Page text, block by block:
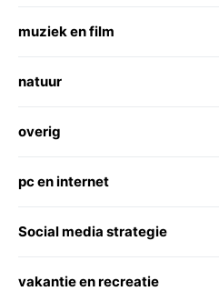
muziek en film
natuur
overig
pc en internet
Social media strategie
vakantie en recreatie